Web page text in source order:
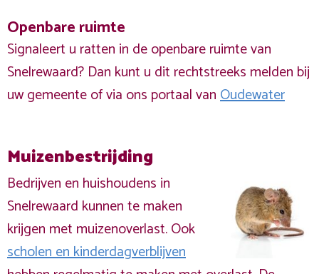
Openbare ruimte
Signaleert u ratten in de openbare ruimte van
Snelrewaard? Dan kunt u dit rechtstreeks melden bij
uw gemeente of via ons portaal vanOudewater
Muizenbestrijding
Bedrijven en huishoudens in
Snelrewaard kunnen te maken
krijgen met muizenoverlast. Ook
scholen en kinderdagverblijven